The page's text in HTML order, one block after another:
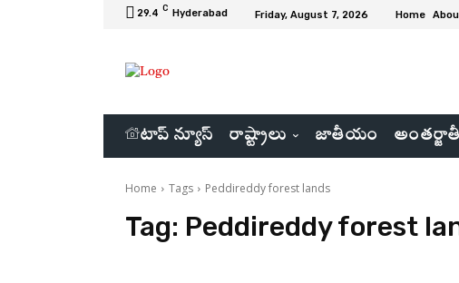
29.4 C Hyderabad Friday, August 7, 2026 Home
టాప్ న్యూస్ రాష్ట్రాలు జాతీయం
Home Tags Peddireddy forest lands
Tag: Peddireddy forest